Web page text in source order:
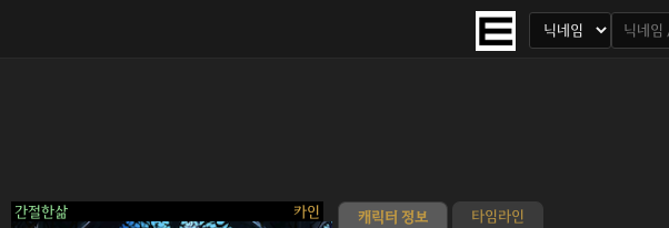
간절한삶 카인 캐릭터 정보 타임라인